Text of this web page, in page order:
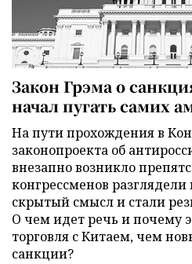
Закон Грэма о
начал пугать самих
На пути прохождения в
законопроекта об
внезапно возникло
конгрессменов
скрытый смысл и стали
О чем идет речь и почему
торговля с Китаем, чем
санкции?